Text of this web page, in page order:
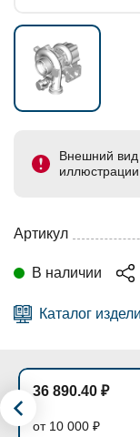
Внешний вид
иллюстрации
Артикул
В наличии
Каталог
36 890.40 ₽
от 10 000 ₽